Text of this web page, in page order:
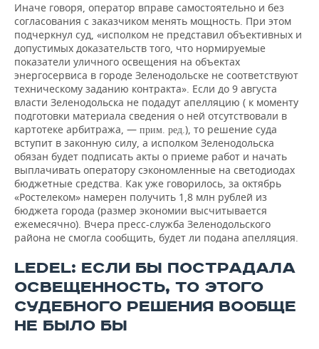
Иначе говоря, оператор вправе самостоятельно и без
согласования с заказчиком менять мощность. При этом
подчеркнул суд, «исполком не представил объективных и
допустимых доказательств того, что нормируемые
показатели уличного освещения на объектах
энергосервиса в городе Зеленодольске не соответствуют
техническому заданию контракта». Если до 9 августа
власти Зеленодольска не подадут апелляцию ( к моменту
подготовки материала сведения о ней отсутствовали в
картотеке арбитража, — прим. ред.), то решение суда
вступит в законную силу, а исполком Зеленодольска
обязан будет подписать акты о приеме работ и начать
выплачивать оператору сэкономленные на светодиодах
бюджетные средства. Как уже говорилось, за октябрь
«Ростелеком» намерен получить 1,8 млн рублей из
бюджета города (размер экономии высчитывается
ежемесячно). Вчера пресс-служба Зеленодольского
района не смогла сообщить, будет ли подана апелляция.
LEDEL: ЕСЛИ БЫ ПОСТРАДАЛА
ОСВЕЩЕННОСТЬ, ТО ЭТОГО
СУДЕБНОГО РЕШЕНИЯ ВООБЩЕ
НЕ БЫЛО БЫ